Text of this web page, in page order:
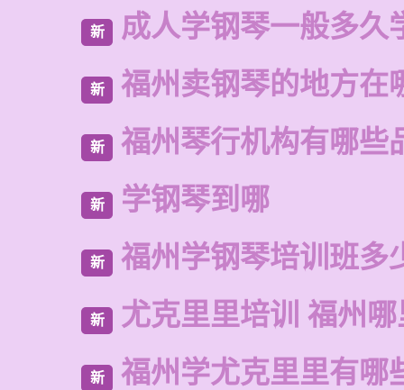
新 成人学钢琴一般多久
新 福州卖钢琴的地方在
新 福州琴行机构有哪些
新 学钢琴到哪
新 福州学钢琴培训班多
新 尤克里里培训 福州
新 福州学尤克里里有哪